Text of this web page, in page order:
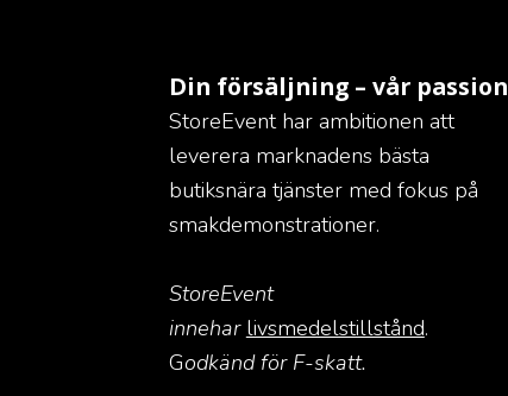
Din försäljning – vår passion
StoreEvent har ambitionen att
leverera marknadens bästa
butiksnära tjänster med fokus på
smakdemonstrationer.
StoreEvent
innehar livsmedelstillstånd.
Godkänd för F-skatt.